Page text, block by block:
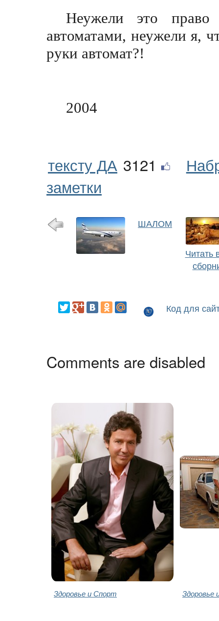
Неужели это
автоматами, неужели я,
руки автомат?!
2004
тексту ДА 3121
заметки
ШАЛОМ
Читать
Код для
Comments are disabled
Здоровье и Спорт Здоровье